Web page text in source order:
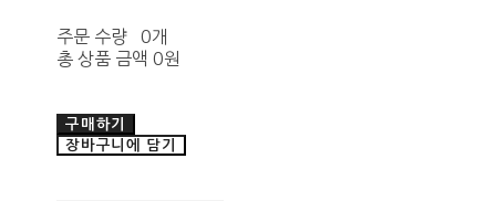
주문 수량
0개
총 상품 금액 0원
구매하기
장바구니에 담기